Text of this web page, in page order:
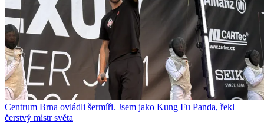
Centrum Brna ovládli šermíři. Jsem jako Kung Fu Panda, řekl
čerstvý mistr světa